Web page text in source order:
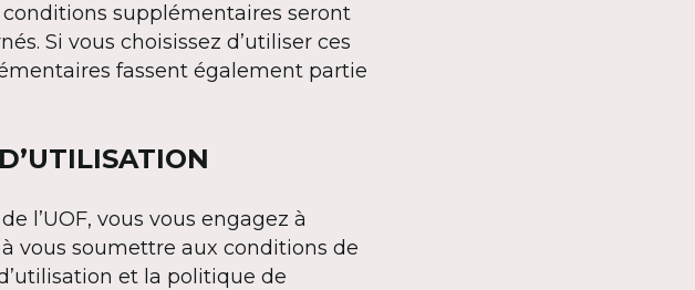
conditions supplémentaires seront
Si vous choisissez d’utiliser ces
fassent également partie
l’UOF, vous vous engagez à
vous soumettre aux conditions de
et la politique de